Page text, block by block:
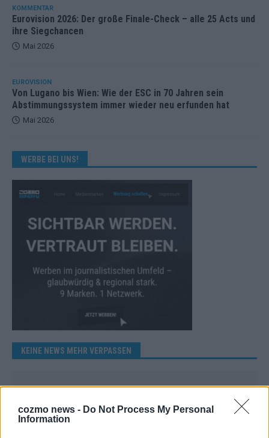
cozmo news - Do Not Process My Personal
Information
KOMMENTAR
Eurovision 2026: Der große Finale-Check – alle 25 Acts und
ihre Siegchancen
Mai 2026
EUROVISION
Von Lugano bis Wien: Wie der ESC in 70 Jahren sein
Abstimmungssystem immer wieder neu erfunden hat
Mai 2026
WERBE BEI UNS!
KEINE NEWS MEHR VERPASSEN
ANZEIGE